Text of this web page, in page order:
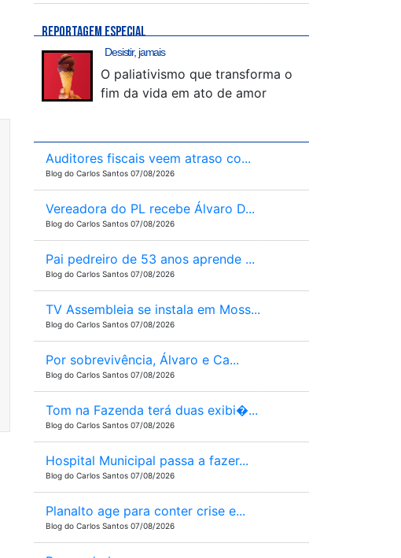
REPORTAGEM ESPECIAL
Desistir, jamais
O paliativismo que transforma o
fim da vida em ato de amor
Auditores fiscais veem atraso co...
Blog do Carlos Santos 07/08/2026
Vereadora do PL recebe Álvaro D...
Blog do Carlos Santos 07/08/2026
Pai pedreiro de 53 anos aprende ...
Blog do Carlos Santos 07/08/2026
TV Assembleia se instala em Moss...
Blog do Carlos Santos 07/08/2026
Por sobrevivência, Álvaro e Ca...
Blog do Carlos Santos 07/08/2026
Tom na Fazenda terá duas exibi�...
Blog do Carlos Santos 07/08/2026
Hospital Municipal passa a fazer...
Blog do Carlos Santos 07/08/2026
Planalto age para conter crise e...
Blog do Carlos Santos 07/08/2026